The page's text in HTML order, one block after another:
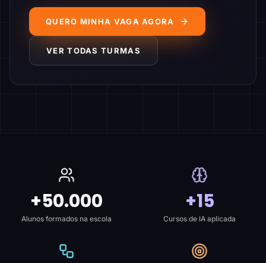
QUERO MINHA VAGA AGORA
VER TODAS TURMAS
+50.000
Alunos formados na escola
+15
Cursos de IA aplicada